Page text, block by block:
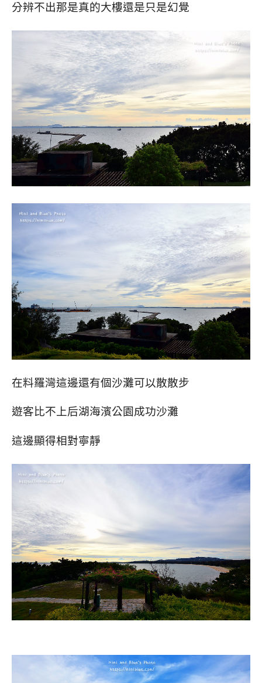
分辨不出那是真的大樓還是只是幻覺
在料羅灣這邊還有個沙灘可以散散步
遊客比不上后湖海濱公園成功沙灘
這邊顯得相對寧靜